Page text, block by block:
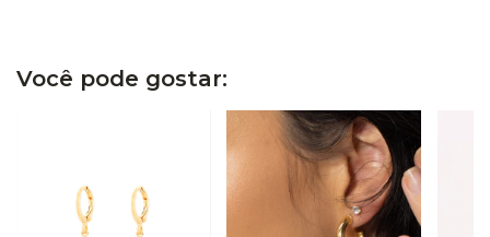
Você pode gostar: